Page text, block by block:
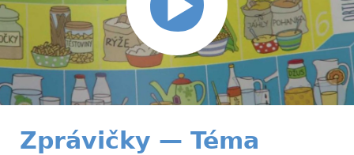
Zprávičky — Téma